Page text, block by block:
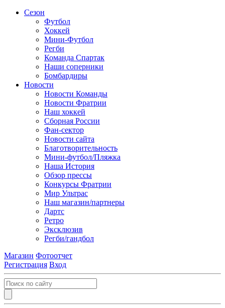
Сезон
Футбол
Хоккей
Мини-Футбол
Регби
Команда Спартак
Наши соперники
Бомбардиры
Новости
Новости Команды
Новости Фратрии
Наш хоккей
Сборная России
Фан-cектор
Новости сайта
Благотворительность
Мини-футбол/Пляжка
Наша История
Обзор прессы
Конкурсы Фратрии
Мир Ультрас
Наш магазин/партнеры
Дартс
Ретро
Эксклюзив
Регби/гандбол
Магазин Фотоотчет
Регистрация Вход